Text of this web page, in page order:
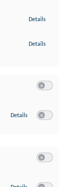
Details
Details
Details zu Google Analytics
zu YouTube